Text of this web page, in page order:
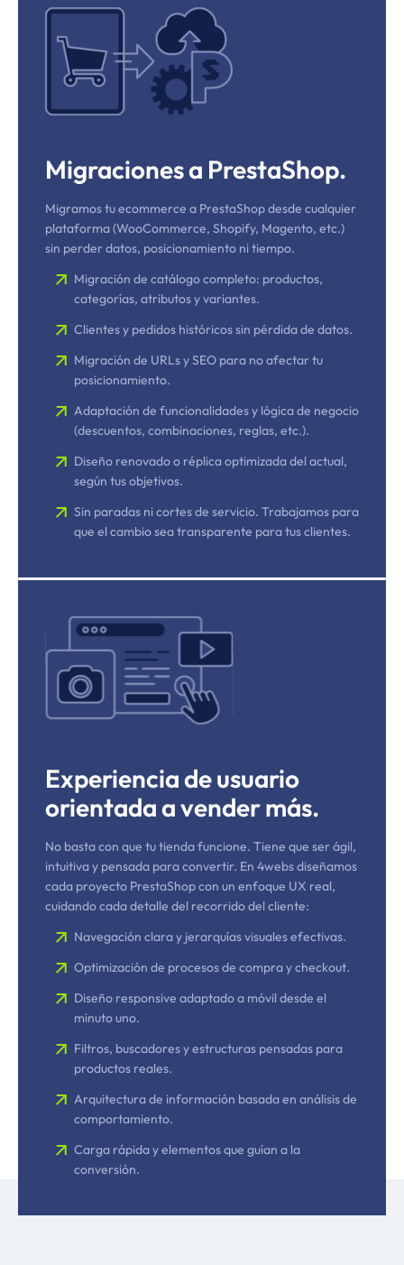
Migraciones a PrestaShop.
Migramos tu ecommerce a PrestaShop desde cualquier
plataforma (WooCommerce, Shopify, Magento, etc.)
sin perder datos, posicionamiento ni tiempo.
Migración de catálogo completo: productos,
categorías, atributos y variantes.
Clientes y pedidos históricos sin pérdida de datos.
Migración de URLs y SEO para no afectar tu
posicionamiento.
Adaptación de funcionalidades y lógica de negocio
(descuentos, combinaciones, reglas, etc.).
Diseño renovado o réplica optimizada del actual,
según tus objetivos.
Sin paradas ni cortes de servicio. Trabajamos para
que el cambio sea transparente para tus clientes.
Experiencia de usuario
orientada a vender más.
No basta con que tu tienda funcione. Tiene que ser ágil,
intuitiva y pensada para convertir. En 4webs diseñamos
cada proyecto PrestaShop con un enfoque UX real,
cuidando cada detalle del recorrido del cliente:
Navegación clara y jerarquías visuales efectivas.
Optimización de procesos de compra y checkout.
Diseño responsive adaptado a móvil desde el
minuto uno.
Filtros, buscadores y estructuras pensadas para
productos reales.
Arquitectura de información basada en análisis de
comportamiento.
Carga rápida y elementos que guían a la
conversión.